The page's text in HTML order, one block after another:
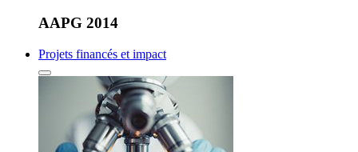
AAPG 2014
Projets financés et impact